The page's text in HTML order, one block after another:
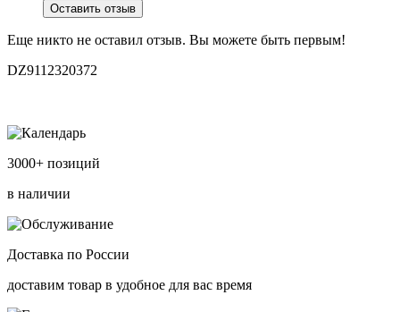
Оставить отзыв
Еще никто не оставил отзыв. Вы можете быть первым!
DZ9112320372
3000+ позиций
в наличии
Доставка по России
доставим товар в удобное для вас время